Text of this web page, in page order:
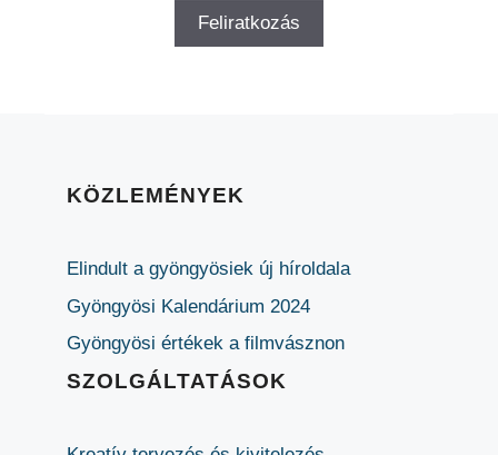
KÖZLEMÉNYEK
Elindult a gyöngyösiek új híroldala
Gyöngyösi Kalendárium 2024
Gyöngyösi értékek a filmvásznon
SZOLGÁLTATÁSOK